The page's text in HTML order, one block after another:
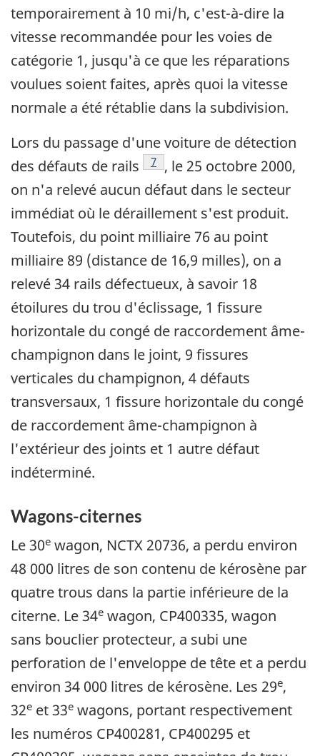
temporairement à 10 mi/h, c'est-à-dire la
vitesse recommandée pour les voies de
catégorie 1, jusqu'à ce que les réparations
voulues soient faites, après quoi la vitesse
normale a été rétablie dans la subdivision.
Lors du passage d'une voiture de détection
des défauts de rails
Note de bas de page
7 , le 25 octobre 2000,
on n'a relevé aucun défaut dans le secteur
immédiat où le déraillement s'est produit.
Toutefois, du point milliaire 76 au point
milliaire 89 (distance de 16,9 milles), on a
relevé 34 rails défectueux, à savoir 18
étoilures du trou d'éclissage, 1 fissure
horizontale du congé de raccordement âme-
champignon dans le joint, 9 fissures
verticales du champignon, 4 défauts
transversaux, 1 fissure horizontale du congé
de raccordement âme-champignon à
l'extérieur des joints et 1 autre défaut
indéterminé.
Wagons-citernes
Le 30e wagon, NCTX 20736, a perdu environ
48 000 litres de son contenu de kérosène par
quatre trous dans la partie inférieure de la
citerne. Le 34e wagon, CP400335, wagon
sans bouclier protecteur, a subi une
perforation de l'enveloppe de tête et a perdu
environ 34 000 litres de kérosène. Les 29e,
32e et 33e wagons, portant respectivement
les numéros CP400281, CP400295 et